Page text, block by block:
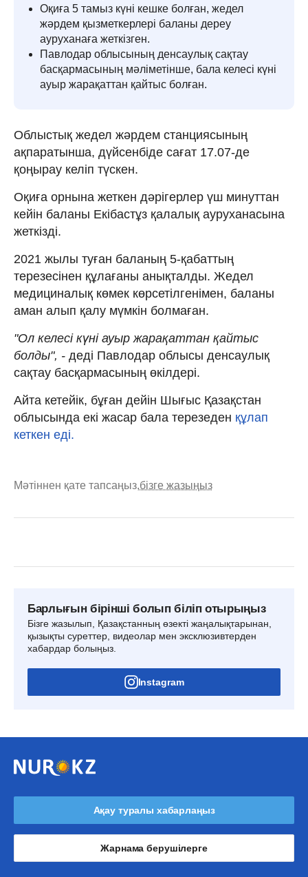
Оқиға 5 тамыз күні кешке болған, жедел
жәрдем қызметкерлері баланы дереу
ауруханаға жеткізген.
Павлодар облысының денсаулық сақтау
басқармасының мәліметінше, бала келесі күні
ауыр жарақаттан қайтыс болған.
Облыстық жедел жәрдем станциясының
ақпаратынша, дүйсенбіде сағат 17.07-де
қоңырау келіп түскен.
Оқиға орнына жеткен дәрігерлер үш минуттан
кейін баланы Екібастұз қалалық ауруханасына
жеткізді.
2021 жылы туған баланың 5-қабаттың
терезесінен құлағаны анықталды. Жедел
медициналық көмек көрсетілгенімен, баланы
аман алып қалу мүмкін болмаған.
"Ол келесі күні ауыр жарақаттан қайтыс
болды", - деді Павлодар облысы денсаулық
сақтау басқармасының өкілдері.
Айта кетейік, бұған дейін Шығыс Қазақстан
облысында екі жасар бала терезеден құлап
кеткен еді.
Мәтіннен қате тапсаңыз,бізге жазыңыз
Барлығын бірінші болып біліп отырыңыз
Бізге жазылып, Қазақстанның өзекті жаңалықтарынан,
қызықты суреттер, видеолар мен эксклюзивтерден
хабардар болыңыз.
Instagram
Ақау туралы хабарлаңыз
Жарнама берушілерге